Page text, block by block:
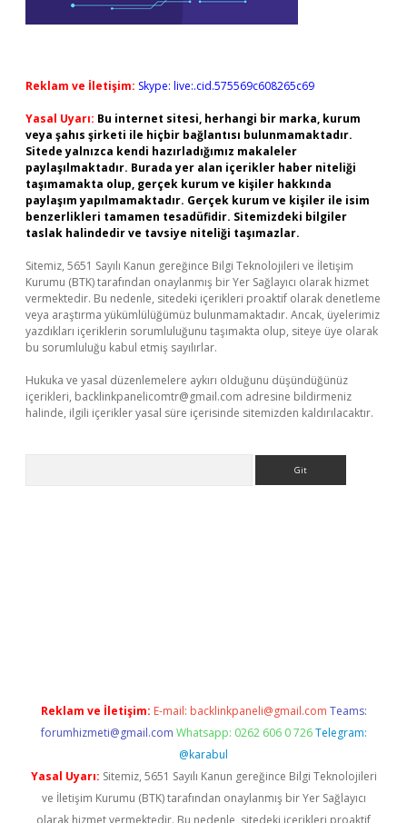
Reklam ve İletişim: Skype: live:.cid.575569c608265c69
Yasal Uyarı: Bu internet sitesi, herhangi bir marka, kurum
veya şahıs şirketi ile hiçbir bağlantısı bulunmamaktadır.
Sitede yalnızca kendi hazırladığımız makaleler
paylaşılmaktadır. Burada yer alan içerikler haber niteliği
taşımamakta olup, gerçek kurum ve kişiler hakkında
paylaşım yapılmamaktadır. Gerçek kurum ve kişiler ile isim
benzerlikleri tamamen tesadüfidir. Sitemizdeki bilgiler
taslak halindedir ve tavsiye niteliği taşımazlar.
Sitemiz, 5651 Sayılı Kanun gereğince Bilgi Teknolojileri ve İletişim
Kurumu (BTK) tarafından onaylanmış bir Yer Sağlayıcı olarak hizmet
vermektedir. Bu nedenle, sitedeki içerikleri proaktif olarak denetleme
veya araştırma yükümlülüğümüz bulunmamaktadır. Ancak, üyelerimiz
yazdıkları içeriklerin sorumluluğunu taşımakta olup, siteye üye olarak
bu sorumluluğu kabul etmiş sayılırlar.
Hukuka ve yasal düzenlemelere aykırı olduğunu düşündüğünüz
içerikleri, backlinkpanelicomtr@gmail.com adresine bildirmeniz
halinde, ilgili içerikler yasal süre içerisinde sitemizden kaldırılacaktır.
Reklam ve İletişim: E-mail: backlinkpaneli@gmail.com Teams:
forumhizmeti@gmail.com Whatsapp: 0262 606 0 726 Telegram:
@karabul
Yasal Uyarı: Sitemiz, 5651 Sayılı Kanun gereğince Bilgi Teknolojileri
ve İletişim Kurumu (BTK) tarafından onaylanmış bir Yer Sağlayıcı
olarak hizmet vermektedir. Bu nedenle, sitedeki içerikleri proaktif